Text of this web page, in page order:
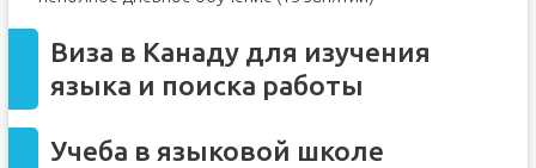
Виза в Канаду для изучения
языка и поиска работы
Учеба в языковой школе